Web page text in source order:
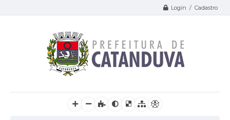
Login / Cadastro